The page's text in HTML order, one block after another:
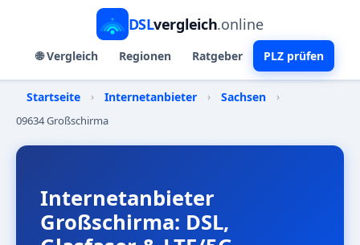
DSLvergleich.online
🌐 Vergleich Regionen Ratgeber PLZ prüfen
Startseite › Internetanbieter › Sachsen
›
09634 Großschirma
Internetanbieter
Großschirma: DSL,